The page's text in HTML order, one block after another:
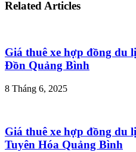
Related Articles
Giá thuê xe hợp đồng du
Đồn Quảng Bình
8 Tháng 6, 2025
Giá thuê xe hợp đồng du
Tuyên Hóa Quảng Bình